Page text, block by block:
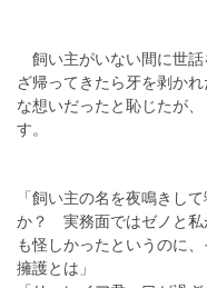
飼い主がいない間に世話
ざ帰ってきたら牙を剥か
な想いだったと恥じたが
す。
「飼い主の名を夜鳴きし
か？ 実務面ではゼノと私
も怪しかったというのに
擁護とは」